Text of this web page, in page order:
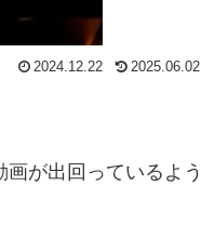
2024.12.22 2025.06.02
が出回っているよう